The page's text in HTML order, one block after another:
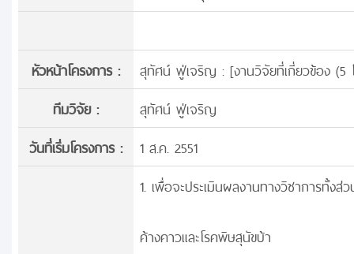
หัวหน้าโครงการ : สุทัศน์ ฟู่เจริญ : [งานวิจัยที่เกี่ยวข้อง
ทีมวิจัย :
สุทัศน์ ฟู่เจริญ
วันที่เริ่มโครงการ :
1 ส.ค. 2551
1. เพื่อจะประเมินผลงานทางวิชาการทั้ง
ค้างคาวและโรคพิษสุนัขบ้า